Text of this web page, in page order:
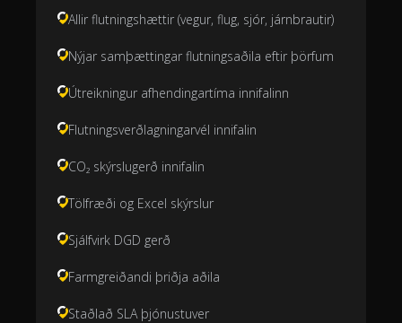
Allir flutningshættir (vegur, flug, sjór, járnbrautir)
Nýjar samþættingar flutningsaðila eftir þörfum
Útreikningur afhendingartíma innifalinn
Flutningsverðlagningarvél innifalin
CO₂ skýrslugerð innifalin
Tölfræði og Excel skýrslur
Sjálfvirk DGD gerð
Farmgreiðandi þriðja aðila
Staðlað SLA þjónustuver